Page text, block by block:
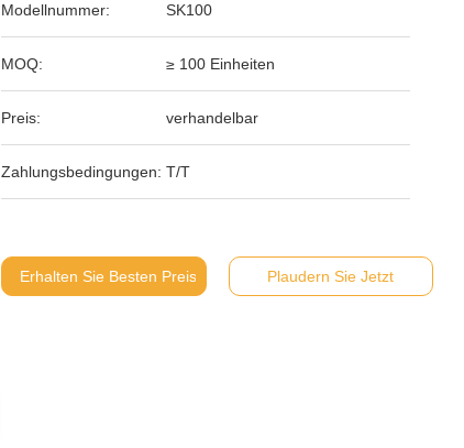
Modellnummer: SK100
MOQ: ≥ 100 Einheiten
Preis: verhandelbar
Zahlungsbedingungen: T/T
Erhalten Sie Besten Preis Plaudern Sie Jetzt